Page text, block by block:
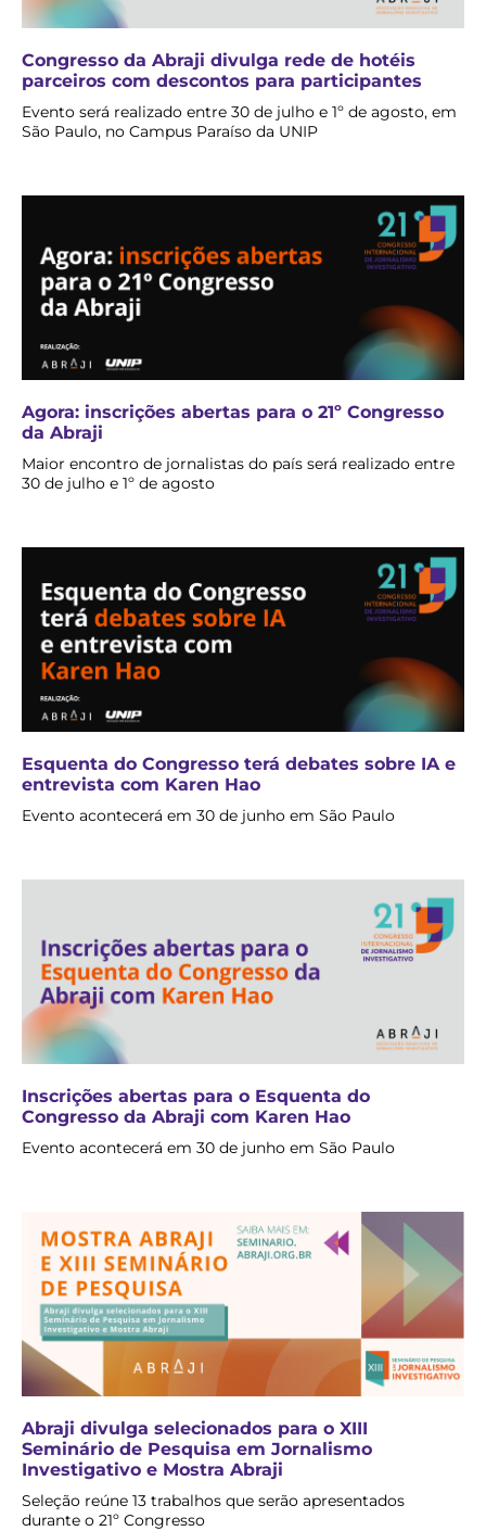
Congresso da Abraji divulga rede de hotéis
parceiros com descontos para participantes
Evento será realizado entre 30 de julho e 1º de agosto, em
São Paulo, no Campus Paraíso da UNIP
Agora: inscrições abertas para o 21º Congresso
da Abraji
Maior encontro de jornalistas do país será realizado entre
30 de julho e 1º de agosto
Esquenta do Congresso terá debates sobre IA e
entrevista com Karen Hao
Evento acontecerá em 30 de junho em São Paulo
Inscrições abertas para o Esquenta do
Congresso da Abraji com Karen Hao
Evento acontecerá em 30 de junho em São Paulo
Abraji divulga selecionados para o XIII
Seminário de Pesquisa em Jornalismo
Investigativo e Mostra Abraji
Seleção reúne 13 trabalhos que serão apresentados
durante o 21º Congresso